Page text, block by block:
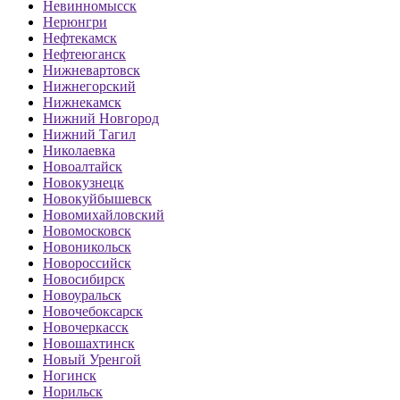
Невинномысск
Нерюнгри
Нефтекамск
Нефтеюганск
Нижневартовск
Нижнегорский
Нижнекамск
Нижний Новгород
Нижний Тагил
Николаевка
Новоалтайск
Новокузнецк
Новокуйбышевск
Новомихайловский
Новомосковск
Новоникольск
Новороссийск
Новосибирск
Новоуральск
Новочебоксарск
Новочеркасск
Новошахтинск
Новый Уренгой
Ногинск
Норильск